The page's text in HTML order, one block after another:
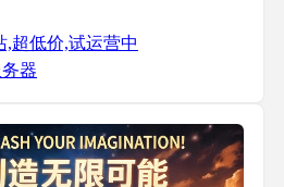
,超低价,试运营中
器